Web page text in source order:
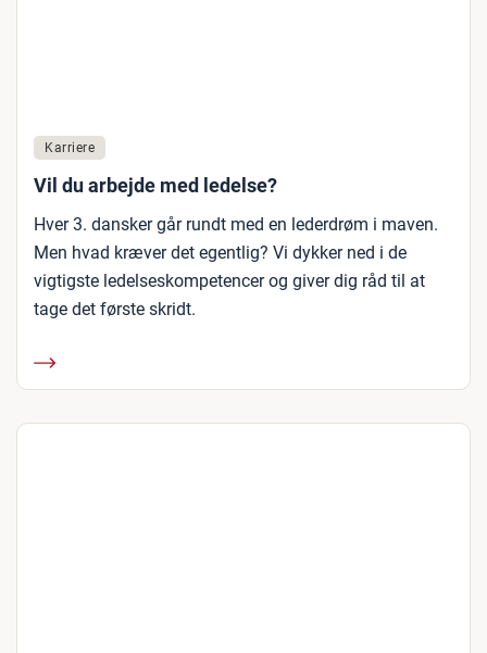
Karriere
Vil du arbejde med ledelse?
Hver 3. dansker går rundt med en lederdrøm i maven.
Men hvad kræver det egentlig? Vi dykker ned i de
vigtigste ledelseskompetencer og giver dig råd til at
tage det første skridt.